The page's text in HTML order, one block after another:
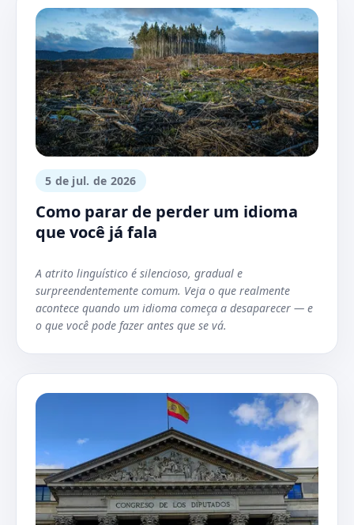
5 de jul. de 2026
Como parar de perder um idioma
que você já fala
A atrito linguístico é silencioso, gradual e
surpreendentemente comum. Veja o que realmente
acontece quando um idioma começa a desaparecer — e
o que você pode fazer antes que se vá.